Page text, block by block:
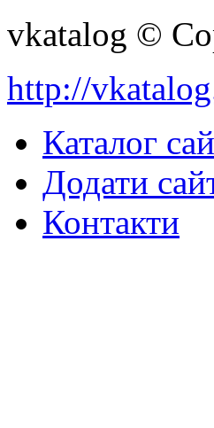
vkatalog ©
http://
Каталог
Додати
Контакти